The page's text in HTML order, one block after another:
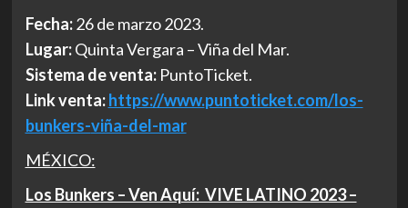
Fecha:26 de marzo 2023.
Lugar:Quinta Vergara – Viña del Mar.
Sistema de venta:PuntoTicket.
Link venta:https://www.puntoticket.com/los-
bunkers-viña-del-mar
MÉXICO:
Los Bunkers – Ven Aquí: VIVE LATINO 2023 –